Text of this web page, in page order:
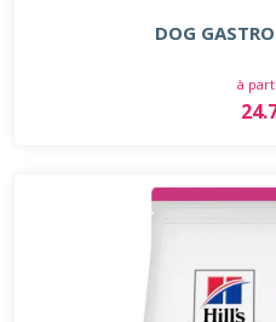
DOG
à